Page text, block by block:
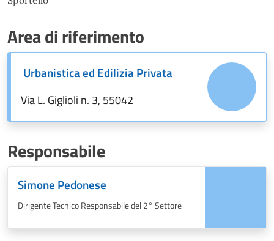
Area di riferimento
Urbanistica ed Edilizia Privata
Via L. Giglioli n. 3, 55042
Responsabile
Simone Pedonese
Dirigente Tecnico Responsabile del 2° Settore